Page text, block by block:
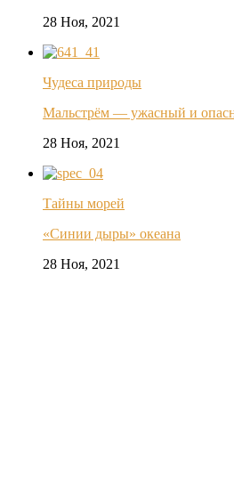
28 Ноя, 2021
Чудеса природы
Мальстрём — ужасный и
28 Ноя, 2021
Тайны морей
«Синии дыры» океана
28 Ноя, 2021